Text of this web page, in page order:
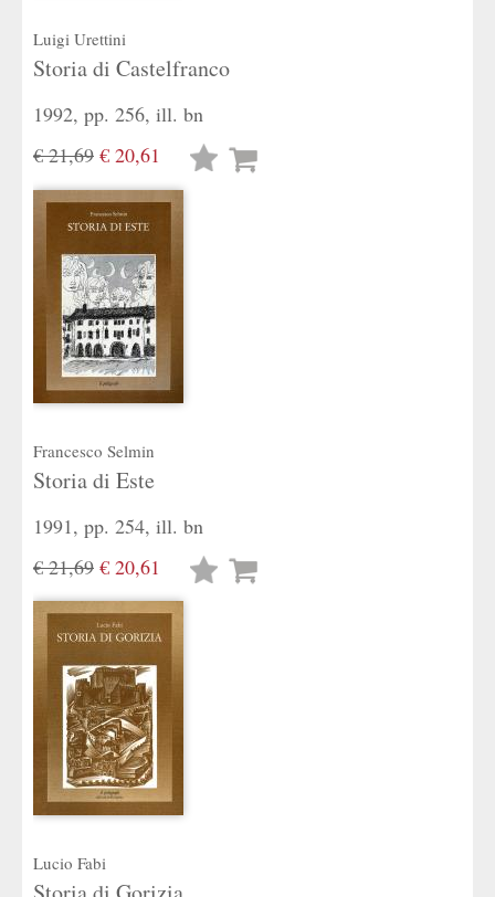
Luigi Urettini
Storia di Castelfranco
1992, pp. 256, ill. bn
€ 21,69 € 20,61
Lista
Francesco Selmin
Storia di Este
1991, pp. 254, ill. bn
€ 21,69 € 20,61
Lista
Lucio Fabi